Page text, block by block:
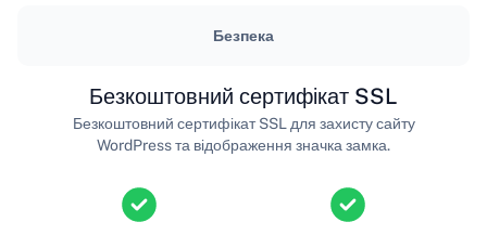
Безпека
Безкоштовний сертифікат SSL
Безкоштовний сертифікат SSL для захисту сайту
WordPress та відображення значка замка.